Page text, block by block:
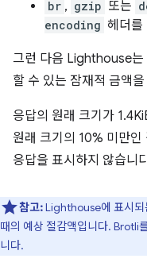
br , gzip 또는
encoding 헤더를
그런 다음 Lighthouse는
할 수 있는 잠재적 금액
응답의 원래 크기가
원래 크기의 10% 미만
응답을 표시하지 않습니
참고:Lighthouse에 표시되
때의 예상 절감액입니다. Brotli
니다.